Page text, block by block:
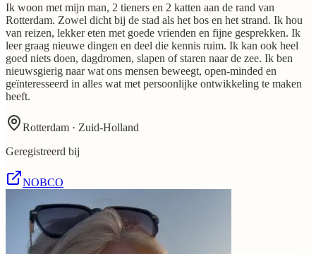
Ik woon met mijn man, 2 tieners en 2 katten aan de rand van
Rotterdam. Zowel dicht bij de stad als het bos en het strand. Ik hou
van reizen, lekker eten met goede vrienden en fijne gesprekken. Ik
leer graag nieuwe dingen en deel die kennis ruim. Ik kan ook heel
goed niets doen, dagdromen, slapen of staren naar de zee. Ik ben
nieuwsgierig naar wat ons mensen beweegt, open-minded en
geïnteresseerd in alles wat met persoonlijke ontwikkeling te maken
heeft.
Rotterdam · Zuid-Holland
Geregistreerd bij
NOBCO